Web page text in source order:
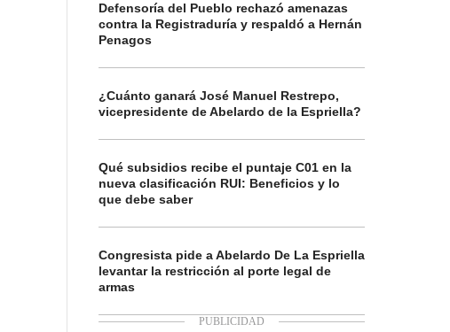
Defensoría del Pueblo rechazó amenazas
contra la Registraduría y respaldó a Hernán
Penagos
¿Cuánto ganará José Manuel Restrepo,
vicepresidente de Abelardo de la Espriella?
Qué subsidios recibe el puntaje C01 en la
nueva clasificación RUI: Beneficios y lo
que debe saber
Congresista pide a Abelardo De La Espriella
levantar la restricción al porte legal de
armas